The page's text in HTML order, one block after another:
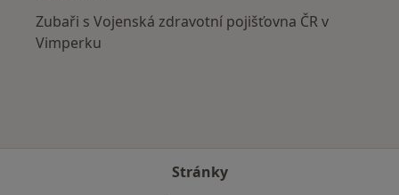
Zubaři s Vojenská zdravotní pojišťovna ČR v
Vimperku
Stránky